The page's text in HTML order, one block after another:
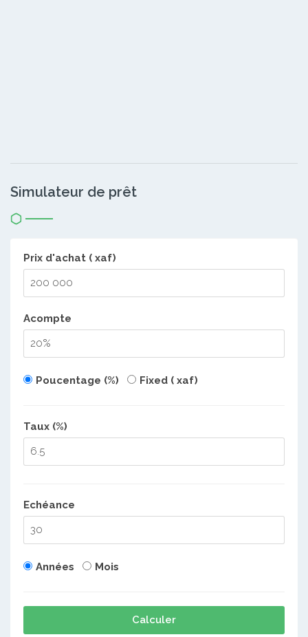
Simulateur de prêt
Prix d'achat ( xaf)
Acompte
Poucentage (%) Fixed ( xaf)
Taux (%)
Echéance
Années Mois
Calculer